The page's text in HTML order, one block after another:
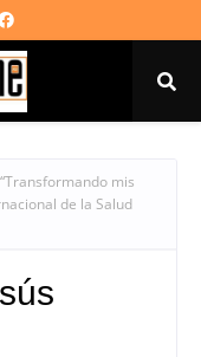
mis
de la Salud